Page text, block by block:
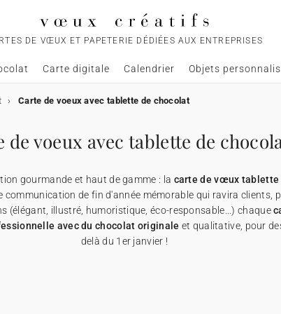
DE VŒUX ET PAPETERIE DÉDIÉES AUX ENTREPRISES
Carte digitale Calendrier Objets
Carte de voeux avec tablette de chocolat
de voeux avec tablette de
gourmande et haut de gamme : la carte de vœux tablette
communication de fin d'année mémorable qui ravira clients,
(élégant, illustré, humoristique, éco-responsable...) chaque
avec du chocolat originale et qualitative, pour
delà du 1er janvier !